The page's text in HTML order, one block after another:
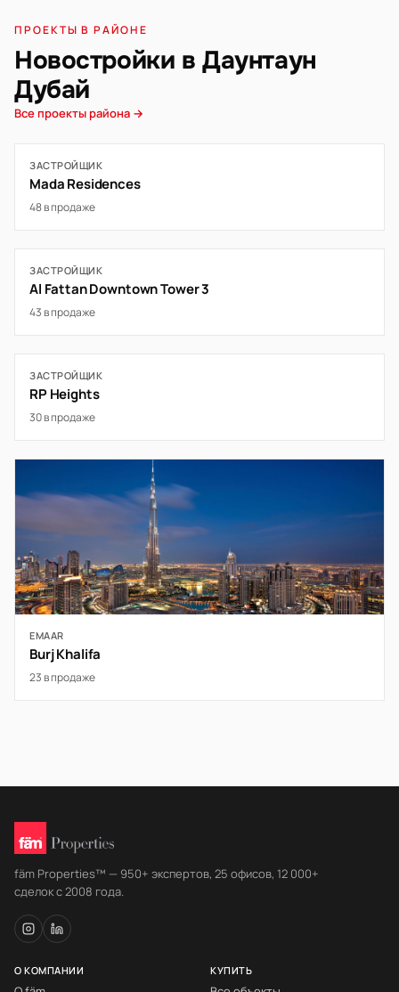
ПРОЕКТЫ В РАЙОНЕ
Новостройки в Даунтаун
Дубай
Все проекты района →
ЗАСТРОЙЩИК
Mada Residences
48 в продаже
ЗАСТРОЙЩИК
Al Fattan Downtown Tower 3
43 в продаже
ЗАСТРОЙЩИК
RP Heights
30 в продаже
EMAAR
Burj Khalifa
23 в продаже
fäm Properties™ — 950+ экспертов, 25 офисов, 12 000+
сделок с 2008 года.
О КОМПАНИИ КУПИТЬ